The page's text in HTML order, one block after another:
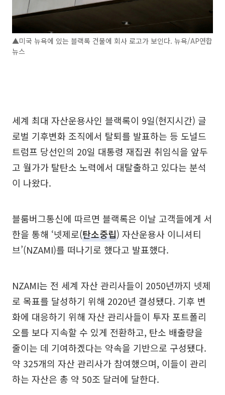
▲미국 뉴욕에 있는 블랙록 건물에 회사 로고가 보인다. 뉴욕/AP연합
뉴스
세계 최대 자산운용사인 블랙록이 9일(현지시간) 글
로벌 기후변화 조직에서 탈퇴를 발표하는 등 도널드
트럼프 당선인의 20일 대통령 재집권 취임식을 앞두
고 월가가 탈탄소 노력에서 대탈출하고 있다는 분석
이 나왔다.
블룸버그통신에 따르면 블랙록은 이날 고객들에게 서
한을 통해 ‘넷제로(탄소중립) 자산운용사 이니셔티
브’(NZAMI)를 떠나기로 했다고 발표했다.
NZAMI는 전 세계 자산 관리사들이 2050년까지 넷제
로 목표를 달성하기 위해 2020년 결성됐다. 기후 변
화에 대응하기 위해 자산 관리사들이 투자 포트폴리
오를 보다 지속할 수 있게 전환하고, 탄소 배출량을
줄이는 데 기여하겠다는 약속을 기반으로 구성됐다.
약 325개의 자산 관리사가 참여했으며, 이들이 관리
하는 자산은 총 약 50조 달러에 달한다.